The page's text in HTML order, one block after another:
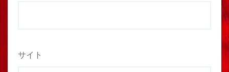
サイト